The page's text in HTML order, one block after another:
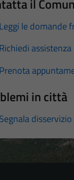
il
Leggi le domande
Richiedi assistenza
Prenota
in città
Segnala disservizio